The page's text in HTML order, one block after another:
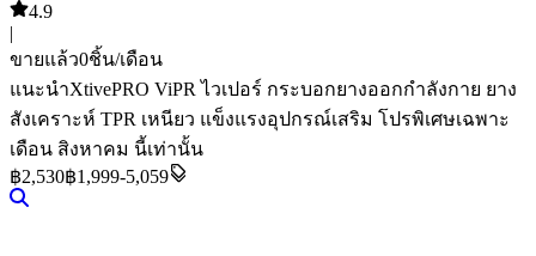
4.9
|
ขายแล้ว0ชิ้น/เดือน
แนะนำXtivePRO ViPR ไวเปอร์ กระบอกยางออกกำลังกาย ยาง
สังเคราะห์ TPR เหนียว แข็งแรงอุปกรณ์เสริม โปรพิเศษเฉพาะ
เดือน สิงหาคม นี้เท่านั้น
฿2,530฿1,999-5,059